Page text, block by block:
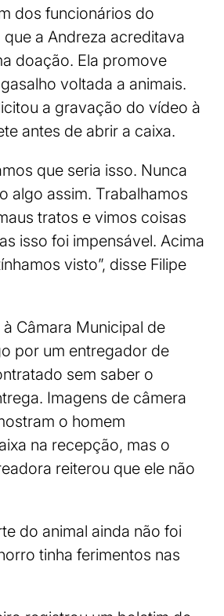
dos funcionários do
a Andreza acreditava
doação. Ela promove
voltada a animais.
a gravação do vídeo à
antes de abrir a caixa.
que seria isso. Nunca
algo assim. Trabalhamos
tratos e vimos coisas
isso foi impensável. Acima
visto”, disse Filipe
Câmara Municipal de
por um entregador de
sem saber o
Imagens de câmera
o homem
na recepção, mas o
reiterou que ele não
do animal ainda não foi
tinha ferimentos nas